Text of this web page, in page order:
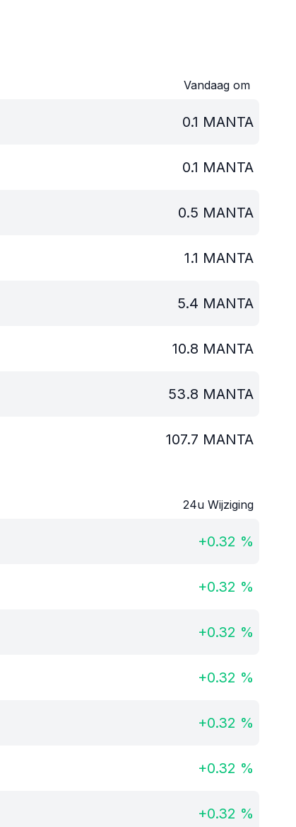
Vandaag om
0.1 MANTA
0.1 MANTA
0.5 MANTA
1.1 MANTA
5.4 MANTA
10.8 MANTA
53.8 MANTA
107.7 MANTA
24u Wijziging
+0.32 %
+0.32 %
+0.32 %
+0.32 %
+0.32 %
+0.32 %
+0.32 %